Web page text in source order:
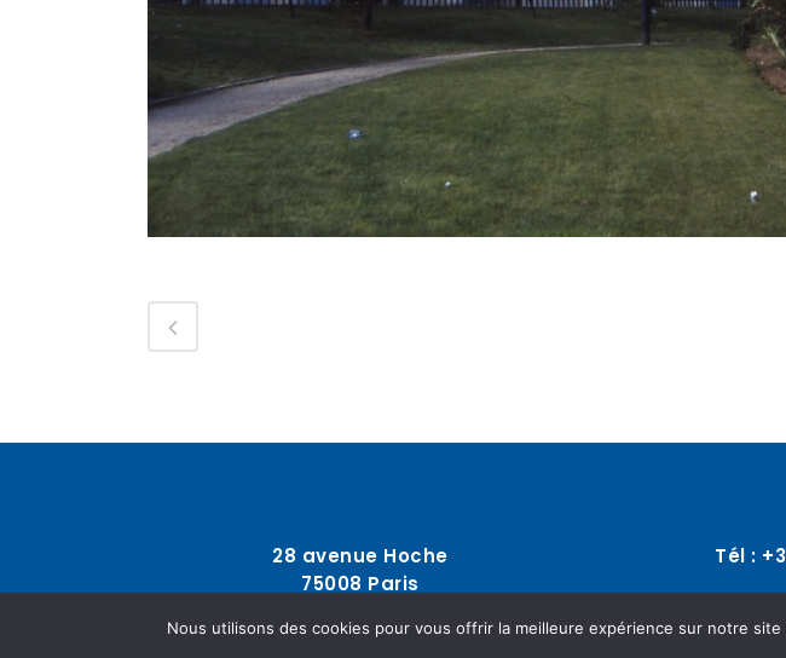
28 avenue Hoche
75008 Paris
Tél :
Nous utilisons des cookies pour vous offrir la meilleure expérience sur notre